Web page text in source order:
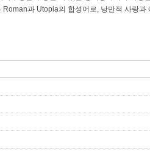
Roman과 Utopia의 합성어로, 낭만적 사랑